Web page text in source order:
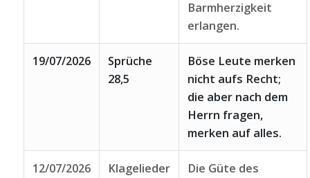
Barmherzigkeit
erlangen.
19/07/2026
Sprüche
28,5
Böse Leute merken
nicht aufs Recht;
die aber nach dem
Herrn fragen,
merken auf alles.
12/07/2026
Klagelieder
Die Güte des